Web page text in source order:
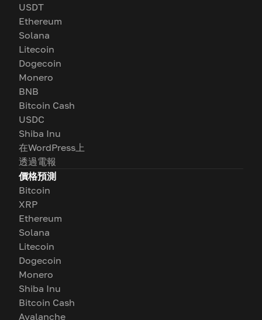
USDT
Ethereum
Solana
Litecoin
Dogecoin
Monero
BNB
Bitcoin Cash
USDC
Shiba Inu
在WordPress上
透過電報
價格預測
Bitcoin
XRP
Ethereum
Solana
Litecoin
Dogecoin
Monero
Shiba Inu
Bitcoin Cash
Avalanche